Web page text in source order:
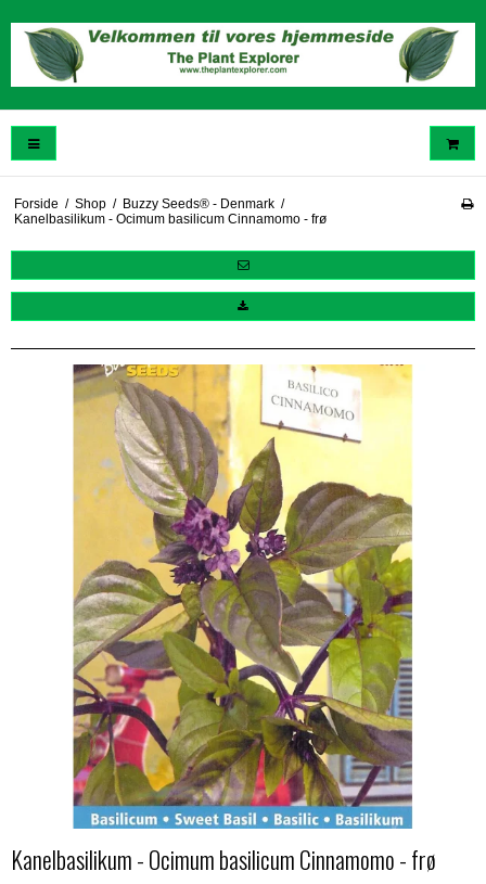
Forside / Shop / Buzzy Seeds® - Denmark /
Kanelbasilikum - Ocimum basilicum Cinnamomo - frø
Kanelbasilikum - Ocimum basilicum Cinnamomo - frø